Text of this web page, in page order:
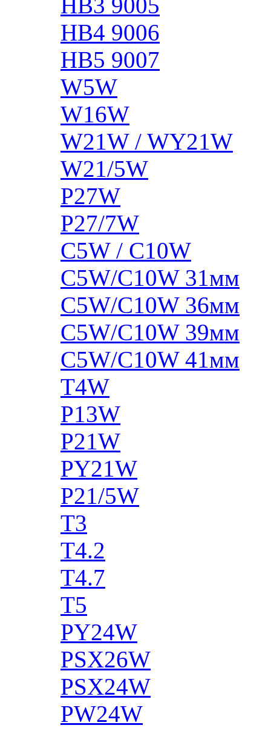
HB4 9006
HB5 9007
W5W
W16W
W21W / WY21W
W21/5W
P27W
P27/7W
C5W / C10W
C5W/C10W 31мм
C5W/C10W 36мм
C5W/C10W 39мм
C5W/C10W 41мм
T4W
P13W
P21W
PY21W
P21/5W
T3
T4.2
T4.7
T5
PY24W
PSX26W
PSX24W
PW24W